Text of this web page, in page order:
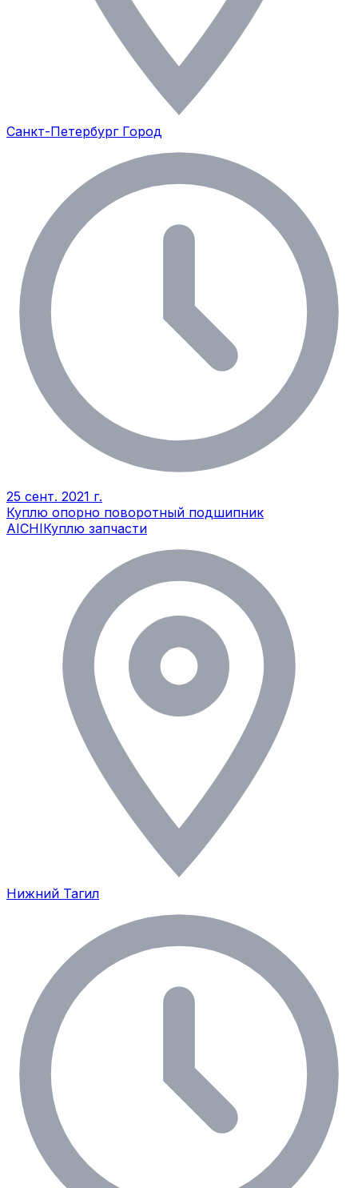
Санкт-Петербург Город
25 сент. 2021 г.
Куплю опорно поворотный подшипник
AICHIКуплю запчасти
Нижний Тагил